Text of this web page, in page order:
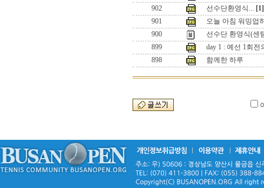
902
선수단환영식... [1]
901
오늘 아침 워밍업
900
선수단 환영식(센
899
day 1 : 예선 1회전
898
함께한 하루